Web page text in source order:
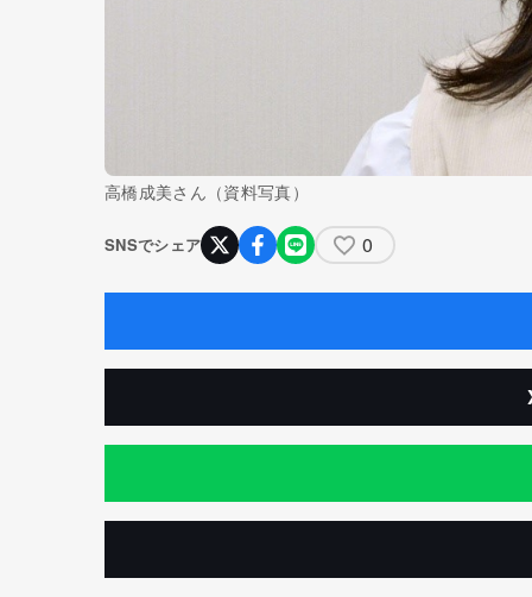
高橋成美さん（資料写真）
SNSでシェア 0